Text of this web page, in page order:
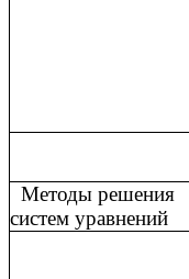
Методы решения
систем уравнений